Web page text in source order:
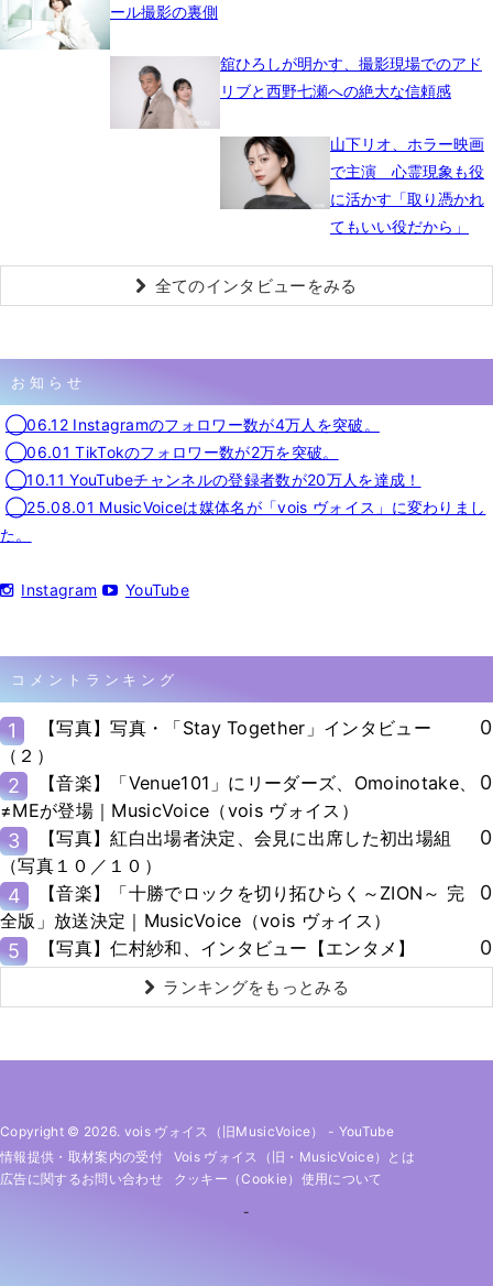
ール撮影の裏側
舘ひろしが明かす、撮影現場でのアド
リブと西野七瀬への絶大な信頼感
山下リオ、ホラー映画
で主演 心霊現象も役
に活かす「取り憑かれ
てもいい役だから」
全てのインタビューをみる
お知らせ
◯06.12 Instagramのフォロワー数が4万人を突破。
◯06.01 TikTokのフォロワー数が2万を突破。
◯10.11 YouTubeチャンネルの登録者数が20万人を達成！
◯25.08.01 MusicVoiceは媒体名が「vois ヴォイス」に変わりまし
た。
Instagram YouTube
コメントランキング
1
【写真】写真・「Stay Together」インタビュー
（２）
0
2
【音楽】「Venue101」にリーダーズ、Omoinotake、
≠MEが登場｜MusicVoice（vois ヴォイス）
0
3
【写真】紅白出場者決定、会見に出席した初出場組
（写真１０／１０）
0
4
【音楽】「十勝でロックを切り拓ひらく～ZION～ 完
全版」放送決定｜MusicVoice（vois ヴォイス）
0
5 【写真】仁村紗和、インタビュー【エンタメ】 0
ランキングをもっとみる
Copyright © 2026. vois ヴォイス（旧MusicVoice） - YouTube
情報提供・取材案内の受付
Vois ヴォイス（旧・MusicVoice）とは
広告に関するお問い合わせ
クッキー（cookie）使用について
-